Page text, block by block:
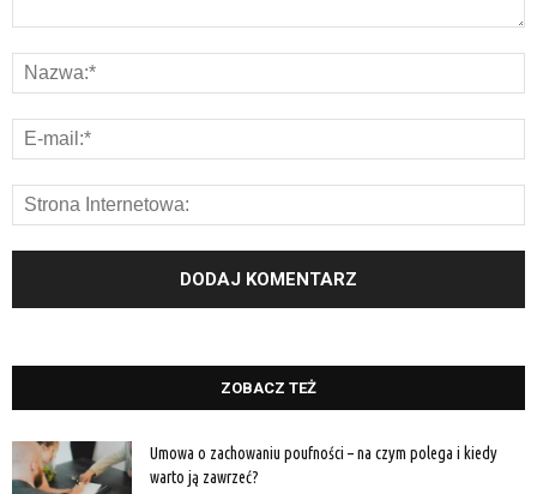
ZOBACZ TEŻ
Umowa o zachowaniu poufności – na czym polega i kiedy
warto ją zawrzeć?